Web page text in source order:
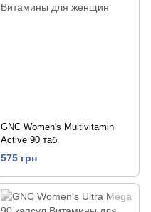
GNC Women's Multivitamin
Active 90 таб
575 грн